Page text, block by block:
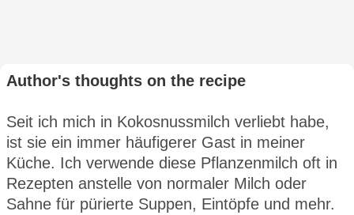
Author's thoughts on the recipe
Seit ich mich in Kokosnussmilch verliebt habe,
ist sie ein immer häufigerer Gast in meiner
Küche. Ich verwende diese Pflanzenmilch oft in
Rezepten anstelle von normaler Milch oder
Sahne für pürierte Suppen, Eintöpfe und mehr.